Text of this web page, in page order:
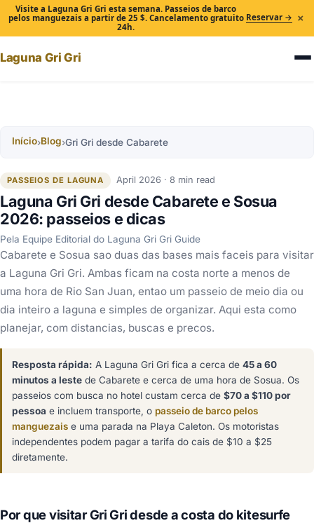
Visite a Laguna Gri Gri esta semana. Passeios de barco
pelos manguezais a partir de 25 $. Cancelamento gratuito
24h.
Reservar → ×
Laguna Gri Gri
Início›Blog›Gri Gri desde Cabarete
PASSEIOS DE LAGUNA April 2026 · 8 min read
Laguna Gri Gri desde Cabarete e Sosua
2026: passeios e dicas
Pela Equipe Editorial do Laguna Gri Gri Guide
Cabarete e Sosua sao duas das bases mais faceis para visitar
a Laguna Gri Gri. Ambas ficam na costa norte a menos de
uma hora de Rio San Juan, entao um passeio de meio dia ou
dia inteiro a laguna e simples de organizar. Aqui esta como
planejar, com distancias, buscas e precos.
Resposta rápida: A Laguna Gri Gri fica a cerca de 45 a 60
minutos a leste de Cabarete e cerca de uma hora de Sosua. Os
passeios com busca no hotel custam cerca de $70 a $110 por
pessoa e incluem transporte, o passeio de barco pelos
manguezais e uma parada na Playa Caleton. Os motoristas
independentes podem pagar a tarifa do cais de $10 a $25
diretamente.
Por que visitar Gri Gri desde a costa do kitesurfe